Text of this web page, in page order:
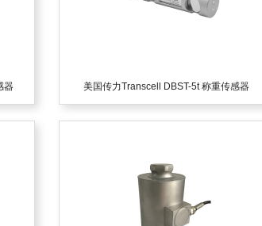
器 美国传力Transcell DBST-5t 称重传感器